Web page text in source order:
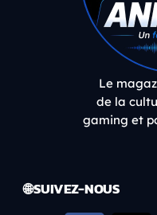
Le
de la
gaming et
🌐 SUIVEZ-NOUS